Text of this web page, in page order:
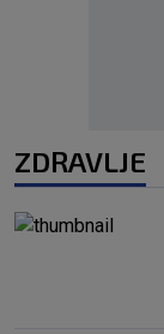
ZDRAVLJE